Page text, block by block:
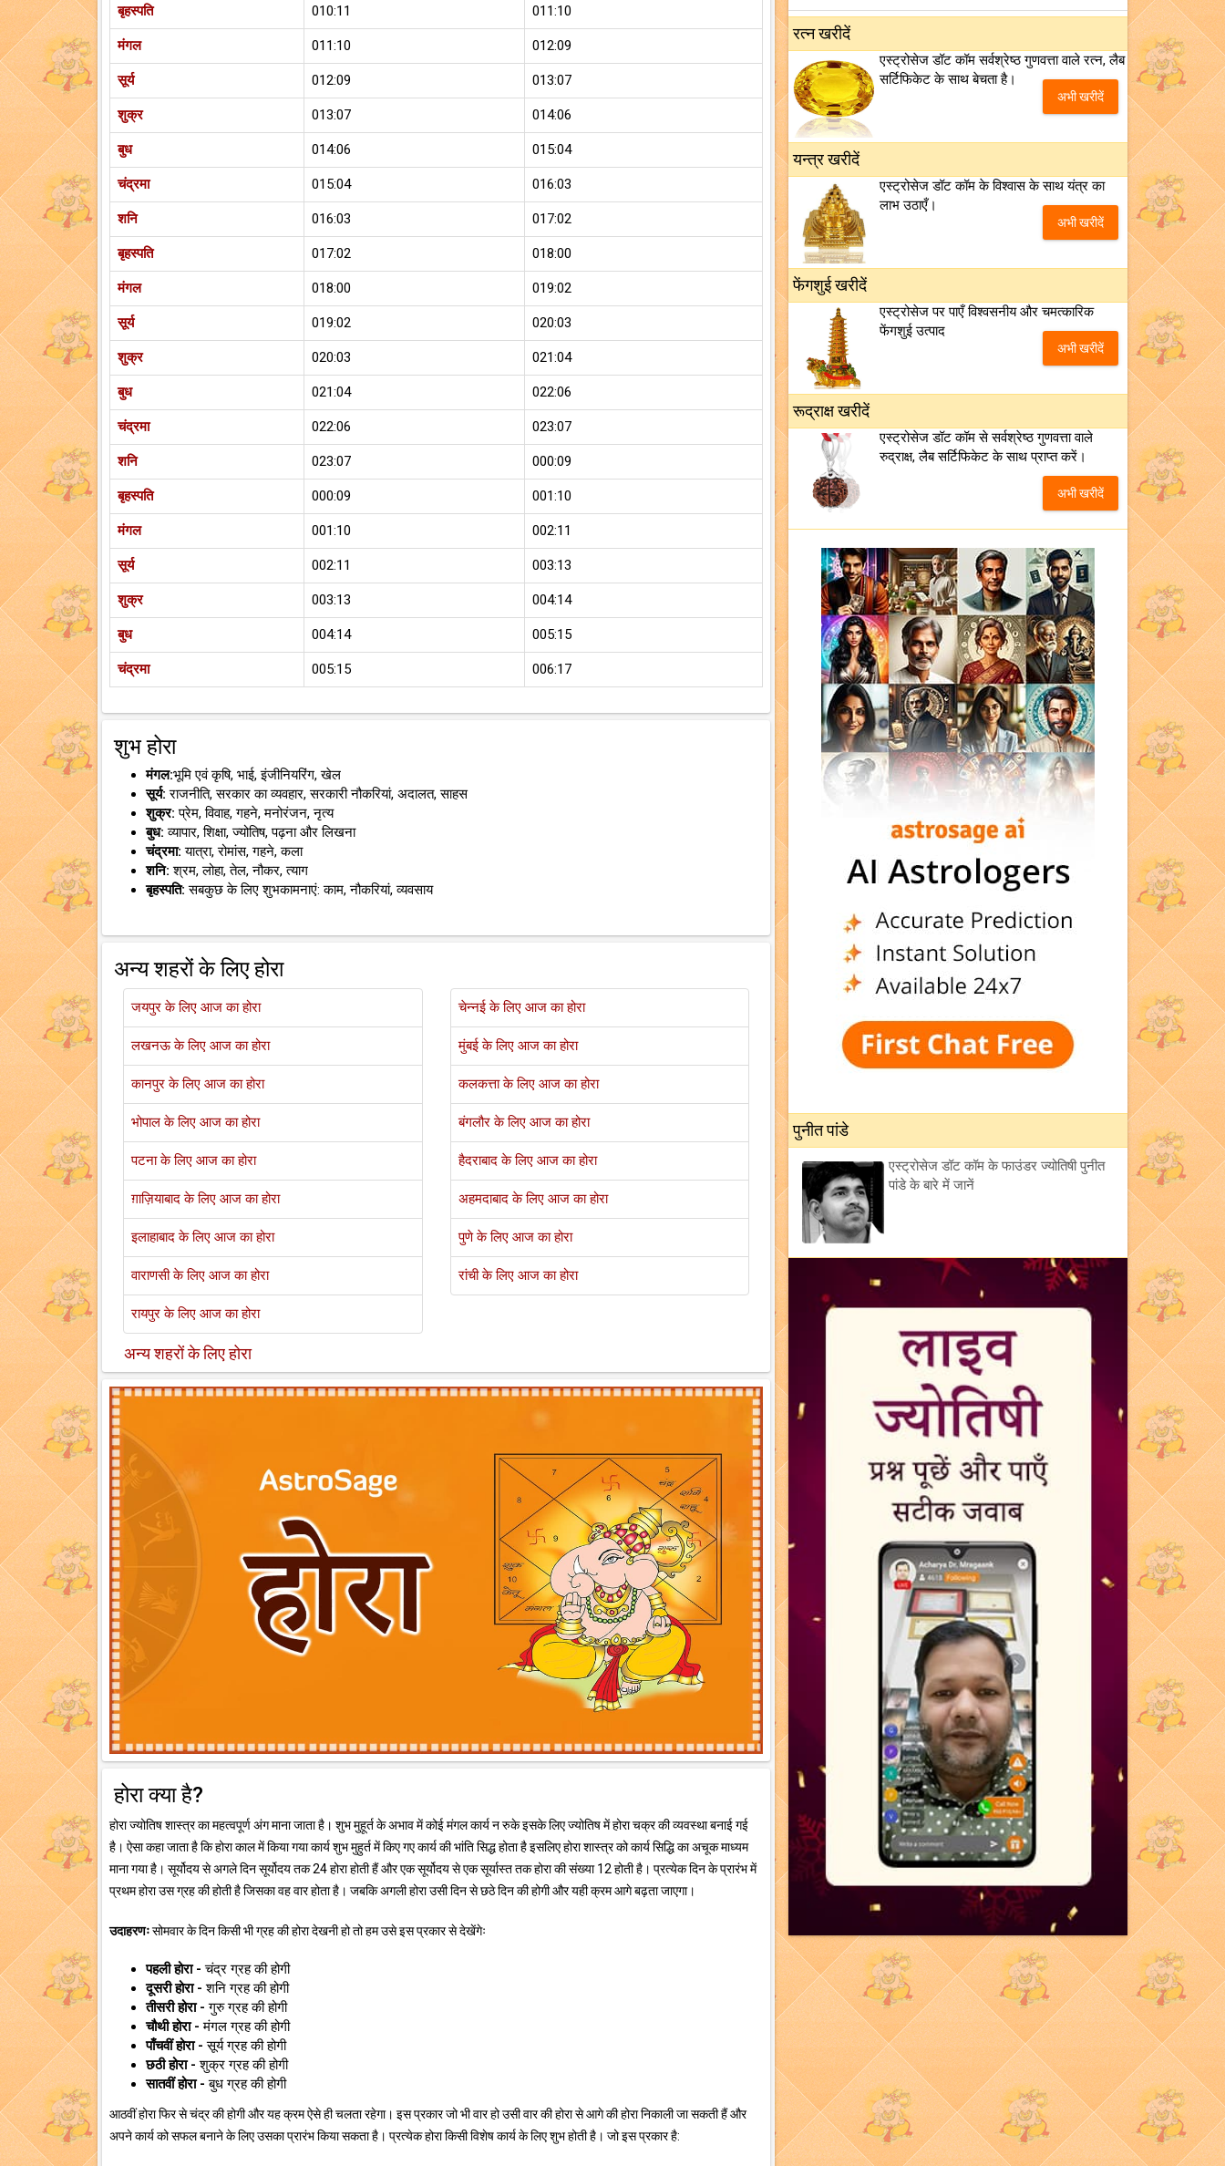
बृहस्पति 010:11 011:10
मंगल 011:10 012:09
सूर्य 012:09 013:07
शुक्र 013:07 014:06
बुध 014:06 015:04
चंद्रमा 015:04 016:03
शनि 016:03 017:02
बृहस्पति 017:02 018:00
मंगल 018:00 019:02
सूर्य 019:02 020:03
शुक्र 020:03 021:04
बुध 021:04 022:06
चंद्रमा 022:06 023:07
शनि 023:07 000:09
बृहस्पति 000:09 001:10
मंगल 001:10 002:11
सूर्य 002:11 003:13
शुक्र 003:13 004:14
बुध 004:14 005:15
चंद्रमा 005:15 006:17
शुभ होरा
मंगल:भूमि एवं कृषि, भाई, इंजीनियरिंग, खेल
सूर्य: राजनीति, सरकार का व्यवहार, सरकारी नौकरियां, अदालत, साहस
शुक्र: प्रेम, विवाह, गहने, मनोरंजन, नृत्य
बुध: व्यापार, शिक्षा, ज्योतिष, पढ़ना और लिखना
चंद्रमा: यात्रा, रोमांस, गहने, कला
शनि: श्रम, लोहा, तेल, नौकर, त्याग
बृहस्पति: सबकुछ के लिए शुभकामनाएं: काम, नौकरियां, व्यवसाय
अन्य शहरों के लिए होरा
जयपुर के लिए आज का होरा
लखनऊ के लिए आज का होरा
कानपुर के लिए आज का होरा
भोपाल के लिए आज का होरा
पटना के लिए आज का होरा
ग़ाज़ियाबाद के लिए आज का होरा
इलाहाबाद के लिए आज का होरा
वाराणसी के लिए आज का होरा
रायपुर के लिए आज का होरा
चेन्नई के लिए आज का होरा
मुंबई के लिए आज का होरा
कलकत्ता के लिए आज का होरा
बंगलौर के लिए आज का होरा
हैदराबाद के लिए आज का होरा
अहमदाबाद के लिए आज का होरा
पुणे के लिए आज का होरा
रांची के लिए आज का होरा
अन्य शहरों के लिए होरा
होरा क्या है?
होरा ज्योतिष शास्त्र का महत्वपूर्ण अंग माना जाता है। शुभ मुहूर्त के अभाव में कोई मंगल कार्य न रुके इसके लिए ज्योतिष में होरा चक्र की व्यवस्था बनाई गई
है। ऐसा कहा जाता है कि होरा काल में किया गया कार्य शुभ मुहुर्त में किए गए कार्य की भांति सिद्ध होता है इसलिए होरा शास्त्र को कार्य सिद्धि का अचूक माध्यम
माना गया है। सूर्योदय से अगले दिन सूर्योदय तक 24 होरा होती हैं और एक सूर्योदय से एक सूर्यास्त तक होरा की संख्या 12 होती है। प्रत्येक दिन के प्रारंभ में
प्रथम होरा उस ग्रह की होती है जिसका वह वार होता है। जबकि अगली होरा उसी दिन से छठे दिन की होगी और यही क्रम आगे बढ़ता जाएगा।
उदाहरणःसोमवार के दिन किसी भी ग्रह की होरा देखनी हो तो हम उसे इस प्रकार से देखेंगेः
पहली होरा -चंद्र ग्रह की होगी
दूसरी होरा -शनि ग्रह की होगी
तीसरी होरा -गुरु ग्रह की होगी
चौथी होरा -मंगल ग्रह की होगी
पाँचवीं होरा -सूर्य ग्रह की होगी
छठी होरा -शुक्र ग्रह की होगी
सातवीं होरा -बुध ग्रह की होगी
आठवीं होरा फिर से चंद्र की होगी और यह क्रम ऐसे ही चलता रहेगा। इस प्रकार जो भी वार हो उसी वार की होरा से आगे की होरा निकाली जा सकती हैं और
अपने कार्य को सफल बनाने के लिए उसका प्रारंभ किया सकता है। प्रत्येक होरा किसी विशेष कार्य के लिए शुभ होती है। जो इस प्रकार है:
टैरो साप्ताहिक राशिफल (02 से 08 अगस्त, 2026): जानें 12 राशियों का विस्तृत भविष्यफल!
शनि साढ़े साती और ढैय्या से परेशान हैं? शनि कृपा के लिए अवश्य करें शनिवार व्रत!
रत्न खरीदें
एस्ट्रोसेज डॉट कॉम सर्वश्रेष्ठ गुणवत्ता वाले रत्न, लैब
सर्टिफिकेट के साथ बेचता है।
अभी खरीदें
यन्त्र खरीदें
एस्ट्रोसेज डॉट कॉम के विश्वास के साथ यंत्र का
लाभ उठाएँ।
अभी खरीदें
फेंगशुई खरीदें
एस्ट्रोसेज पर पाएँ विश्वसनीय और चमत्कारिक
फेंगशुई उत्पाद
अभी खरीदें
रूद्राक्ष खरीदें
एस्ट्रोसेज डॉट कॉम से सर्वश्रेष्ठ गुणवत्ता वाले
रुद्राक्ष, लैब सर्टिफिकेट के साथ प्राप्त करें।
अभी खरीदें
पुनीत पांडे
एस्ट्रोसेज डॉट कॉम के फाउंडर ज्योतिषी पुनीत
पांडे के बारे में जानें